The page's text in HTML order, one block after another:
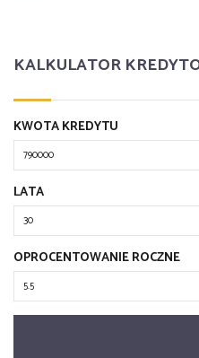
KALKULATOR
KWOTA KREDYTU
LATA
OPROCENTOWANIE ROCZNE